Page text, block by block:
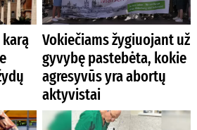
Vokiečiams žygiuojant už
gyvybę pastebėta, kokie
agresyvūs yra abortų
aktyvistai